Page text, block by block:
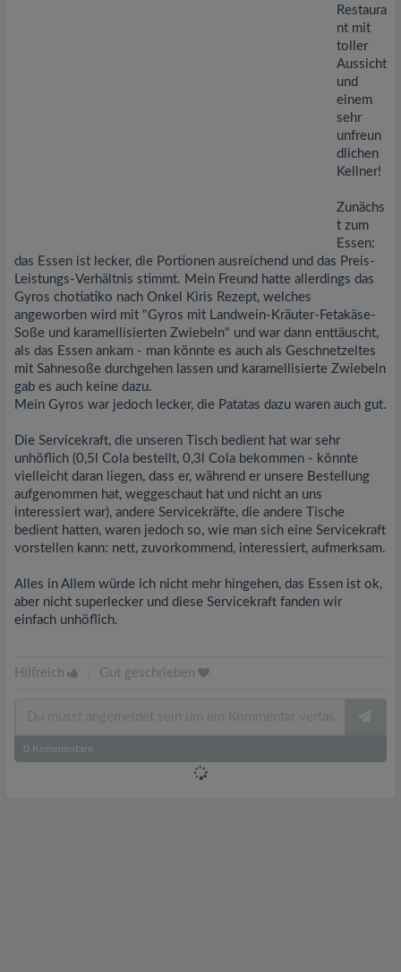
Restaura
nt mit
toller
Aussicht
und
einem
sehr
unfreun
dlichen
Kellner!
Zunächs
t zum
Essen:
das Essen ist lecker, die Portionen ausreichend und das Preis-
Leistungs-Verhältnis stimmt. Mein Freund hatte allerdings das
Gyros chotiatiko nach Onkel Kiris Rezept, welches
angeworben wird mit "Gyros mit Landwein-Kräuter-Fetakäse-
Soße und karamellisierten Zwiebeln" und war dann enttäuscht,
als das Essen ankam - man könnte es auch als Geschnetzeltes
mit Sahnesoße durchgehen lassen und karamellisierte Zwiebeln
gab es auch keine dazu.
Mein Gyros war jedoch lecker, die Patatas dazu waren auch gut.
Die Servicekraft, die unseren Tisch bedient hat war sehr
unhöflich (0,5l Cola bestellt, 0,3l Cola bekommen - könnte
vielleicht daran liegen, dass er, während er unsere Bestellung
aufgenommen hat, weggeschaut hat und nicht an uns
interessiert war), andere Servicekräfte, die andere Tische
bedient hatten, waren jedoch so, wie man sich eine Servicekraft
vorstellen kann: nett, zuvorkommend, interessiert, aufmerksam.
Alles in Allem würde ich nicht mehr hingehen, das Essen ist ok,
aber nicht superlecker und diese Servicekraft fanden wir
einfach unhöflich.
Hilfreich Gut geschrieben
0 Kommentare